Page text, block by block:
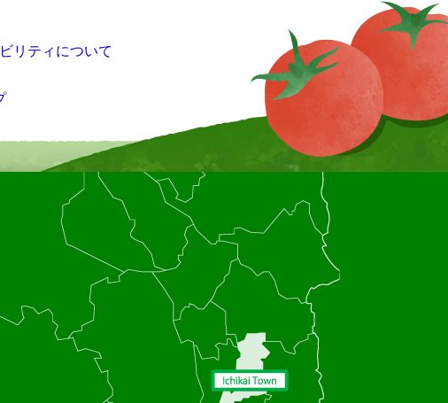
リティについて